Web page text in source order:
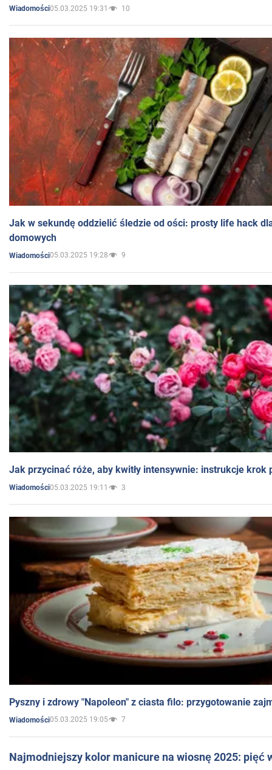
Wiadomości05.03.2025 19:31 10
Jak w sekundę oddzielić śledzie od ości: prosty life hack
domowych
Wiadomości05.03.2025 19:28 9
Jak przycinać róże, aby kwitły intensywnie: instrukcje krok
Wiadomości05.03.2025 19:11 3
Pyszny i zdrowy "Napoleon" z ciasta filo: przygotowanie
Wiadomości05.03.2025 19:05 7
Najmodniejszy kolor manicure na wiosnę 2025: pięć